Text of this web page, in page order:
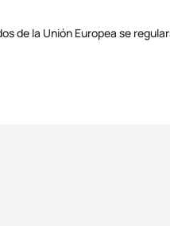
de la Unión Europea se